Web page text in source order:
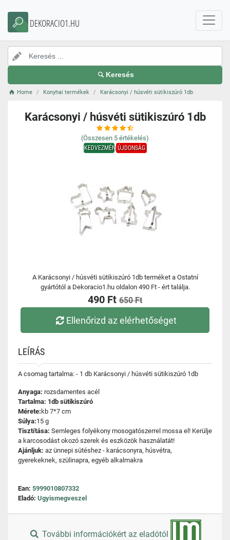
DEKORACIO1.HU
Keresés
Home Konyhai termékek Karácsonyi / húsvéti sütikiszúró 1db
Karácsonyi / húsvéti sütikiszúró 1db
(Összesen 5 értékelés)
KEDVEZMÉNYÚJDONSÁG
A Karácsonyi / húsvéti sütikiszúró 1db terméket a Ostatní
gyártótól a Dekoracio1.hu oldalon 490 Ft - ért találja.
490 Ft 650 Ft
Ellenőrizd az elérhetőséget
LEÍRÁS
A csomag tartalma: - 1 db Karácsonyi / húsvéti sütikiszúró 1db
Anyaga: rozsdamentes acél
Tartalma: 1db sütikiszúró
Mérete: kb 7*7 cm
Súlya:15 g
Tisztítása: Semleges folyékony mosogatószerrel mossa el! Kerülje
a karcosodást okozó szerek és eszközök használatát!
Ajánljuk: az ünnepi sütéshez - karácsonyra, húsvétra,
gyerekeknek, szülinapra, egyéb alkalmakra
Ean: 5999010807332
Eladó: Ugyismegveszel
További információkért az eladótól